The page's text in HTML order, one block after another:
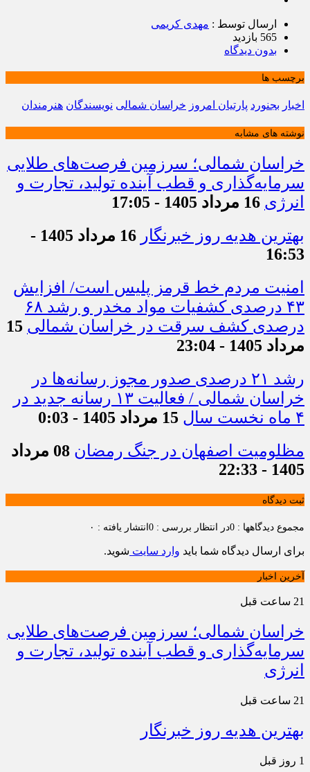
ارسال توسط : مهدی کریمی
565 بازدید
بدون دیدگاه
برچسب ها
اخبار بجنورد پارتیان امروز خراسان شمالی نویسندگان هنرمندان
نوشته های مشابه
خراسان شمالی؛ سرزمین فرصت‌های طلایی
سرمایه‌گذاری و قطب آینده تولید، تجارت و
انرژی 16 مرداد 1405 - 17:05
بهترین هدیه روز خبرنگار
16 مرداد 1405 -
16:53
امنیت مردم خط قرمز پلیس است/ افزایش
۴۳ درصدی کشفیات مواد مخدر و رشد ۶۸
درصدی کشف سرقت در خراسان شمالی 15
مرداد 1405 - 23:04
رشد ۲۱ درصدی صدور مجوز رسانه‌ها در
خراسان شمالی / فعالیت ۱۳ رسانه جدید در
۴ ماه نخست سال
15 مرداد 1405 - 0:03
مظلومیت اصفهان در جنگ رمضان
08 مرداد
1405 - 22:33
ثبت دیدگاه
مجموع دیدگاهها : 0 در انتظار بررسی : 0 انتشار یافته : ۰
برای ارسال دیدگاه شما باید وارد سایت شوید.
آخرین اخبار
21 ساعت قبل
خراسان شمالی؛ سرزمین فرصت‌های طلایی
سرمایه‌گذاری و قطب آینده تولید، تجارت و
انرژی
21 ساعت قبل
بهترین هدیه روز خبرنگار
1 روز قبل